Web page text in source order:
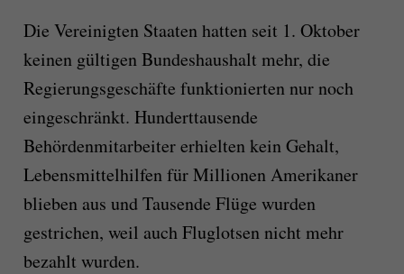
Die Vereinigten Staaten hatten seit 1. Oktober
keinen gültigen Bundeshaushalt mehr, die
Regierungsgeschäfte funktionierten nur noch
eingeschränkt. Hunderttausende
Behördenmitarbeiter erhielten kein Gehalt,
Lebensmittelhilfen für Millionen Amerikaner
blieben aus und Tausende Flüge wurden
gestrichen, weil auch Fluglotsen nicht mehr
bezahlt wurden.